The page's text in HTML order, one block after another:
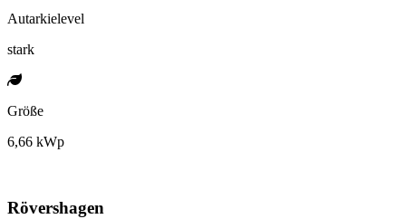
Autarkielevel
stark
Größe
6,66 kWp
Rövershagen